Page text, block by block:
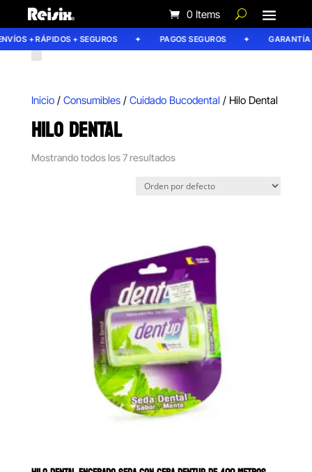
0 Items
+ RÁPIDOS + SEGUROS PAGOS SEGUROS GARANTÍA
Inicio/ Consumibles/ Cuidado Bucodental / Hilo Dental
HILO DENTAL
Mostrando todos los 7 resultados